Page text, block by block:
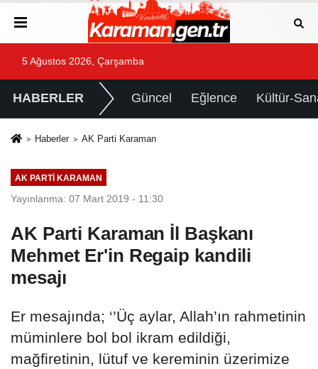
5 Ağustos 2026, Çarşamba
HABERLER Güncel Eğlence Kültür-
Haberler AK Parti Karaman
AK PARTI KARAMAN
Yayınlanma: 07 Mart 2019 - 11:30
AK Parti Karaman İl Başkanı
Mehmet Er'in Regaip kandili
mesajı
Er mesajında; ‘’Üç aylar, Allah’ın rahmetinin
müminlere bol bol ikram edildiği,
mağfiretinin, lütuf ve kereminin üzerimize